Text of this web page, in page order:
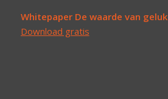
Whitepaper De waarde van geluk
Download gratis